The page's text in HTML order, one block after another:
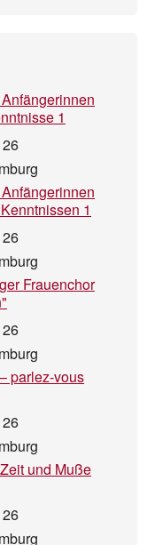
1
1
Frauenchor
parlez-vous
und Muße